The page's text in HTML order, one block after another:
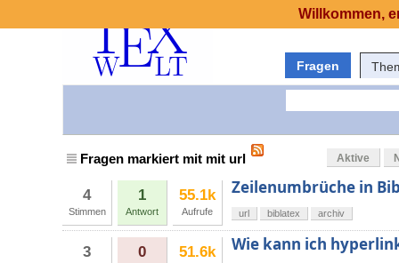
Fragen
Fragen markiert mit mit url Aktive
4
Stimmen
1
Antwort
55.1k
Aufrufe
Zeilenumbrüche in
url biblatex archiv
3 0 51.6k Wie kann ich
Willkommen,